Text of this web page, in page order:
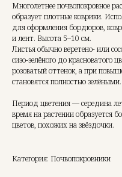
Многолетнее почвопокровное
образует плотные коврики.
для оформления бордюров,
и лент. Высота 5–10 см.
Листья обычно веретено- или
сизо-зелёного до красноватого
розоватый оттенок, а при
становятся полностью зелёными.
Период цветения — середина
время на растении образуется
цветов, похожих на звёздочки.
Категория: Почвопокровники